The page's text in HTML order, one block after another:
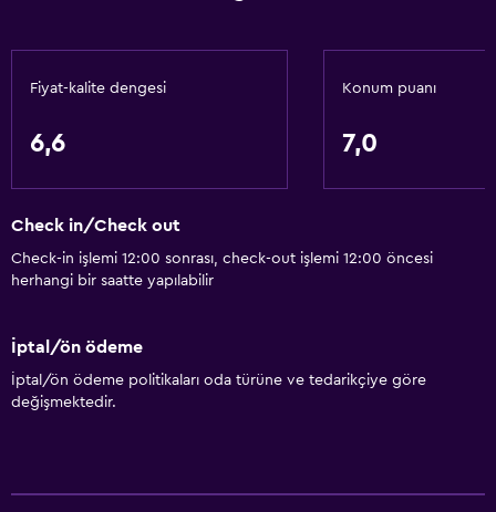
Havlu/çarşaf (ek ücret)
Çöp kutusu
Hizmetler ve kolaylıklar
ATM bulunur
Uyandırma servisi
Kişisel hizmet
Yerinde döviz alım satım
Fiyat-kalite dengesi
6,6
Konum puanı
7,0
Check in/Check out
Check-in işlemi 12:00 sonrası, check-out işlemi 12:00 öncesi
herhangi bir saatte yapılabilir
İptal/ön ödeme
İptal/ön ödeme politikaları oda türüne ve tedarikçiye göre
değişmektedir.